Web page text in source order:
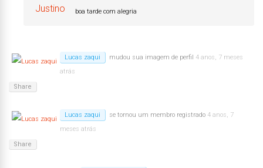
boa tarde com alegria
Lucas zaqui mudou sua imagem de perfil 4 anos, 7 meses
atrás
Share
Lucas zaqui se tornou um membro registrado 4 anos, 7
meses atrás
Share